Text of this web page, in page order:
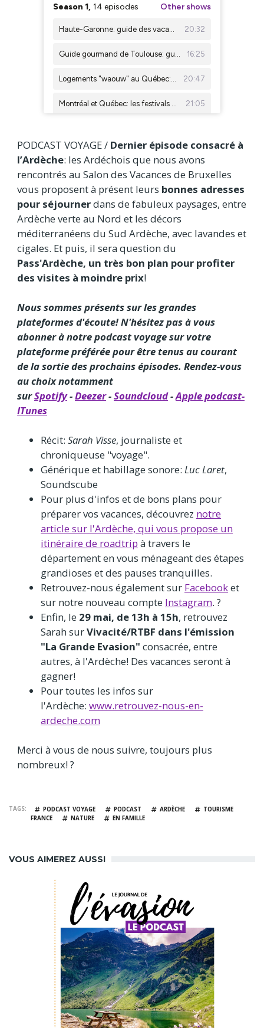
PODCAST VOYAGE / Dernier épisode consacré à
l’Ardèche: les Ardéchois que nous avons
rencontrés au Salon des Vacances de Bruxelles
vous proposent à présent leurs bonnes adresses
pour séjournerdans de fabuleux paysages, entre
Ardèche verte au Nord et les décors
méditerranéens du Sud Ardèche, avec lavandes et
cigales. Et puis, il sera question du
Pass'Ardèche, un très bon plan pour profiter
des visites à moindre prix!
Nous sommes présents sur les grandes
plateformes d'écoute! N'hésitez pas à vous
abonner à notre podcast voyage sur votre
plateforme préférée pour être tenus au courant
de la sortie des prochains épisodes. Rendez-vous
au choix notamment
surSpotify-Deezer-Soundcloud-Apple podcast-
ITunes
Récit: Sarah Visse, journaliste et
chroniqueuse "voyage".
Générique et habillage sonore: Luc Laret,
Soundscube
Pour plus d'infos et de bons plans pour
préparer vos vacances, découvrez notre
article sur l'Ardèche, qui vous propose un
itinéraire de roadtrip à travers le
département en vous ménageant des étapes
grandioses et des pauses tranquilles.
Retrouvez-nous également sur Facebooket
sur notre nouveau compte Instagram. ?
Enfin, le 29 mai, de 13h à 15h, retrouvez
Sarah surVivacité/RTBF dans l'émission
"La Grande Evasion" consacrée, entre
autres, à l'Ardèche! Des vacances seront à
gagner!
Pour toutes les infos sur
l'Ardèche: www.retrouvez-nous-en-
ardeche.com
Merci à vous de nous suivre, toujours plus
nombreux! ?
TAGS PODCAST VOYAGE PODCAST ARDÈCHE
TOURISME
FRANCE
NATURE EN FAMILLE
VOUS AIMEREZ AUSSI